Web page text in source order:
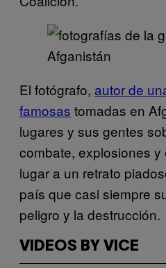
El fotógrafo, autor de
famosas tomadas en
lugares y sus gentes
combate, explosiones y
lugar a un retrato
país que casi siempre
peligro y la destrucción.
VIDEOS BY VICE